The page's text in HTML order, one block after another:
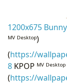
1200x675
ᴹⱽ ᴰᵉˢᵏᵗᵒᵖ)
(https://
8 KPOP ᴹⱽ
(https://